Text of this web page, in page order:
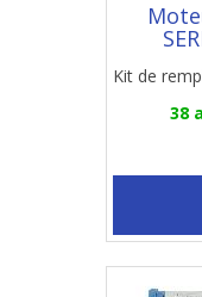
Kit de
38